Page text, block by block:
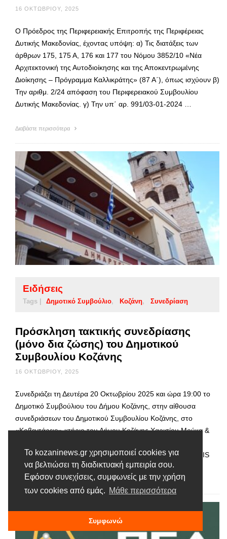
Το kozaninews.gr χρησιμοποιεί cookies για
να βελτιώσει τη διαδικτυακή εμπειρία σου.
Εφόσον συνεχίσεις, συμφωνείς με την χρήση
των cookies από εμάς. Μάθε περισσότερα
Συμφωνώ
16 ΟΚΤΩΒΡΊΟΥ, 2025
Ο Πρόεδρος της Περιφερειακής Επιτροπής της Περιφέρειας
Δυτικής Μακεδονίας, έχοντας υπόψη: α) Τις διατάξεις των
άρθρων 175, 175 Α, 176 και 177 του Νόμου 3852/10 «Νέα
Αρχιτεκτονική της Αυτοδιοίκησης και της Αποκεντρωμένης
Διοίκησης – Πρόγραμμα Καλλικράτης» (87 Α΄), όπως ισχύουν β)
Την αριθμ. 2/24 απόφαση του Περιφερειακού Συμβουλίου
Δυτικής Μακεδονίας. γ) Την υπ΄ αρ. 991/03-01-2024 …
Διαβάστε περισσότερα
Ειδήσεις
Tags | Δημοτικό Συμβούλιο Κοζάνη Συνεδρίαση
Πρόσκληση τακτικής συνεδρίασης
(μόνο δια ζώσης) του Δημοτικού
Συμβουλίου Κοζάνης
16 ΟΚΤΩΒΡΊΟΥ, 2025
Συνεδριάζει τη Δευτέρα 20 Οκτωβρίου 2025 και ώρα 19:00 το
Δημοτικό Συμβούλιου του Δήμου Κοζάνης, στην αίθουσα
συνεδριάσεων του Δημοτικού Συμβουλίου Κοζάνης, στο
«Κοβεντάρειο» κτήριο του Δήμου Κοζάνης Χαρισίου Μούκα &
θεμάτων της ημερήσιας διάταξης. PROSKLISI SYNEDRIASIS
Διαβάστε περισσότερα